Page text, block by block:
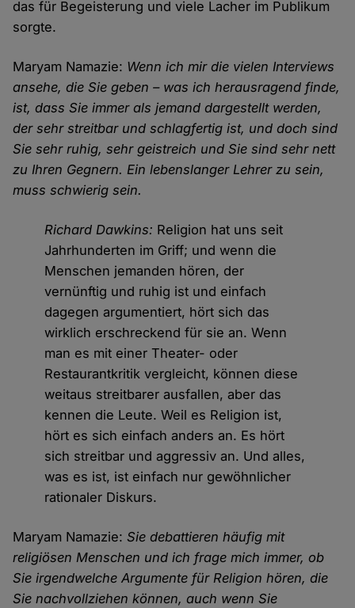
das für Begeisterung und viele Lacher im Publikum
sorgte.
Maryam Namazie: Wenn ich mir die vielen Interviews
ansehe, die Sie geben – was ich herausragend finde,
ist, dass Sie immer als jemand dargestellt werden,
der sehr streitbar und schlagfertig ist, und doch sind
Sie sehr ruhig, sehr geistreich und Sie sind sehr nett
zu Ihren Gegnern. Ein lebenslanger Lehrer zu sein,
muss schwierig sein.
Richard Dawkins: Religion hat uns seit
Jahrhunderten im Griff; und wenn die
Menschen jemanden hören, der
vernünftig und ruhig ist und einfach
dagegen argumentiert, hört sich das
wirklich erschreckend für sie an. Wenn
man es mit einer Theater- oder
Restaurantkritik vergleicht, können diese
weitaus streitbarer ausfallen, aber das
kennen die Leute. Weil es Religion ist,
hört es sich einfach anders an. Es hört
sich streitbar und aggressiv an. Und alles,
was es ist, ist einfach nur gewöhnlicher
rationaler Diskurs.
Maryam Namazie:Sie debattieren häufig mit
religiösen Menschen und ich frage mich immer, ob
Sie irgendwelche Argumente für Religion hören, die
Sie nachvollziehen können, auch wenn Sie